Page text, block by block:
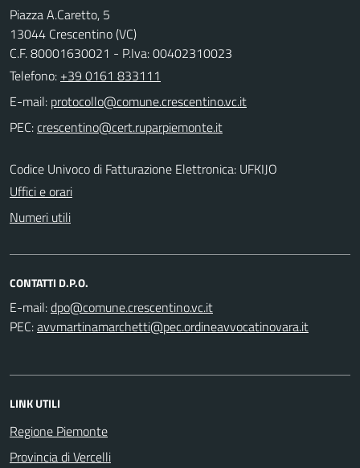
Piazza A.Caretto, 5
13044 Crescentino (VC)
C.F. 80001630021 - P.Iva: 00402310023
Telefono: +39 0161 833111
E-mail:
PEC:
Codice Univoco di Fatturazione Elettronica: UFKIJO
Uffici e orari
Numeri utili
CONTATTI D.P.O.
E-mail:
PEC:
LINK UTILI
Regione Piemonte
Provincia di Vercelli